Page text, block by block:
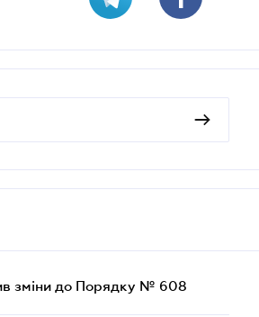
зміни до Порядку № 608